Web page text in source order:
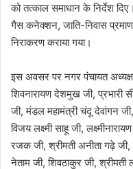
को तत्काल समाधान के निर्देश
गैस कनेक्शन, जाति-निवास
निराकरण कराया गया।
इस अवसर पर नगर पंचायत अध्यक्ष
शिवनारायण देशमुख जी, प्रभारी
जी, मंडल महामंत्री चंदू देवांगन
विजय लक्ष्मी साहू जी,
रजक जी, श्रीमती अनीता गढ़े जी,
नेताम जी, शिवठाकुर जी, श्रीमती